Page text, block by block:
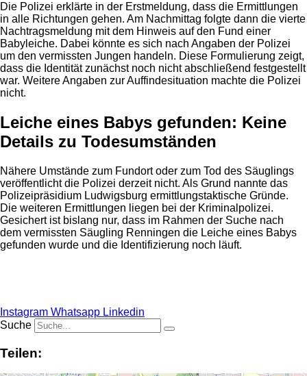
Die Polizei erklärte in der Erstmeldung, dass die Ermittlungen
in alle Richtungen gehen. Am Nachmittag folgte dann die vierte
Nachtragsmeldung mit dem Hinweis auf den Fund einer
Babyleiche. Dabei könnte es sich nach Angaben der Polizei
um den vermissten Jungen handeln. Diese Formulierung zeigt,
dass die Identität zunächst noch nicht abschließend festgestellt
war. Weitere Angaben zur Auffindesituation machte die Polizei
nicht.
Leiche eines Babys gefunden: Keine
Details zu Todesumständen
Nähere Umstände zum Fundort oder zum Tod des Säuglings
veröffentlicht die Polizei derzeit nicht. Als Grund nannte das
Polizeipräsidium Ludwigsburg ermittlungstaktische Gründe.
Die weiteren Ermittlungen liegen bei der Kriminalpolizei.
Gesichert ist bislang nur, dass im Rahmen der Suche nach
dem vermissten Säugling Renningen die Leiche eines Babys
gefunden wurde und die Identifizierung noch läuft.
Instagram Whatsapp Linkedin
Suche
Teilen: